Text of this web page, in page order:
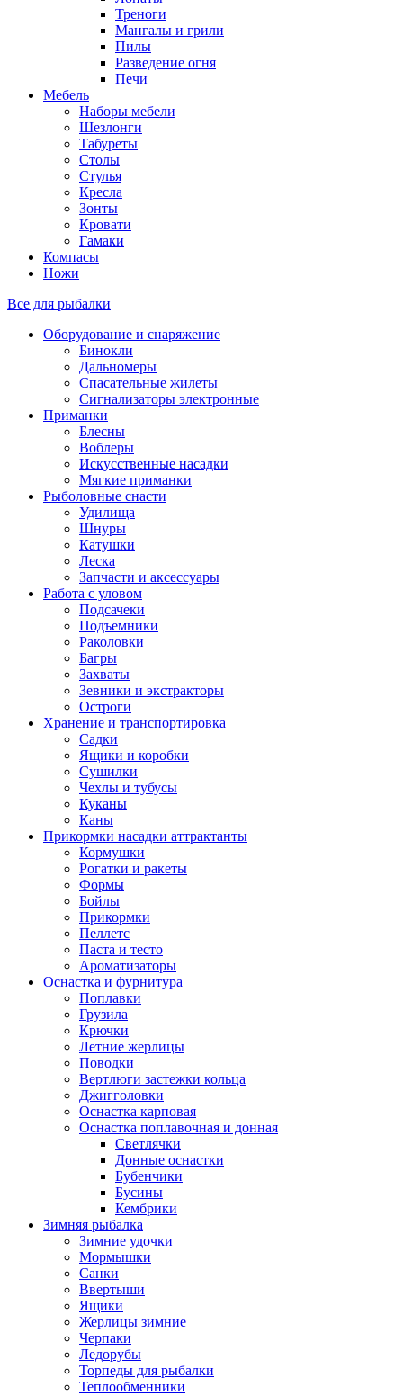
Треноги
Мангалы и грили
Пилы
Разведение огня
Печи
Мебель
Наборы мебели
Шезлонги
Табуреты
Столы
Стулья
Кресла
Зонты
Кровати
Гамаки
Компасы
Ножи
Все для рыбалки
Оборудование и снаряжение
Бинокли
Дальномеры
Спасательные жилеты
Сигнализаторы электронные
Приманки
Блесны
Воблеры
Искусственные насадки
Мягкие приманки
Рыболовные снасти
Удилища
Шнуры
Катушки
Леска
Запчасти и аксессуары
Работа с уловом
Подсачеки
Подъемники
Раколовки
Багры
Захваты
Зевники и экстракторы
Остроги
Хранение и транспортировка
Садки
Ящики и коробки
Сушилки
Чехлы и тубусы
Куканы
Каны
Прикормки насадки аттрактанты
Кормушки
Рогатки и ракеты
Формы
Бойлы
Прикормки
Пеллетс
Паста и тесто
Ароматизаторы
Оснастка и фурнитура
Поплавки
Грузила
Крючки
Летние жерлицы
Поводки
Вертлюги застежки кольца
Джигголовки
Оснастка карповая
Оснастка поплавочная и донная
Светлячки
Донные оснастки
Бубенчики
Бусины
Кембрики
Зимняя рыбалка
Зимние удочки
Мормышки
Санки
Ввертыши
Ящики
Жерлицы зимние
Черпаки
Ледорубы
Торпеды для рыбалки
Теплообменники